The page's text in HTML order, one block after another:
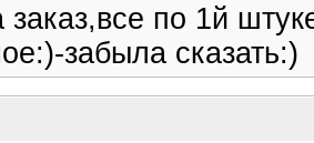
по 1й
забыла сказать:)